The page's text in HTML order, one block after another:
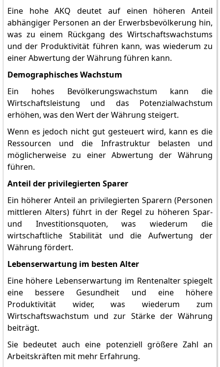
Eine hohe AKQ deutet auf einen höheren Anteil
abhängiger Personen an der Erwerbsbevölkerung hin,
was zu einem Rückgang des Wirtschaftswachstums
und der Produktivität führen kann, was wiederum zu
einer Abwertung der Währung führen kann.
Demographisches Wachstum
Ein hohes Bevölkerungswachstum kann die
Wirtschaftsleistung und das Potenzialwachstum
erhöhen, was den Wert der Währung steigert.
Wenn es jedoch nicht gut gesteuert wird, kann es die
Ressourcen und die Infrastruktur belasten und
möglicherweise zu einer Abwertung der Währung
führen.
Anteil der privilegierten Sparer
Ein höherer Anteil an privilegierten Sparern (Personen
mittleren Alters) führt in der Regel zu höheren Spar-
und Investitionsquoten, was wiederum die
wirtschaftliche Stabilität und die Aufwertung der
Währung fördert.
Lebenserwartung im besten Alter
Eine höhere Lebenserwartung im Rentenalter spiegelt
eine bessere Gesundheit und eine höhere
Produktivität wider, was wiederum zum
Wirtschaftswachstum und zur Stärke der Währung
beiträgt.
Sie bedeutet auch eine potenziell größere Zahl an
Arbeitskräften mit mehr Erfahrung.